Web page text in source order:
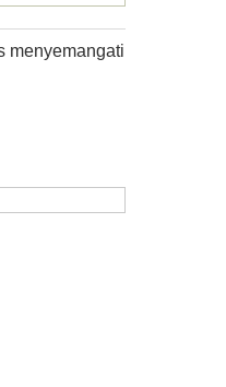
menyemangati